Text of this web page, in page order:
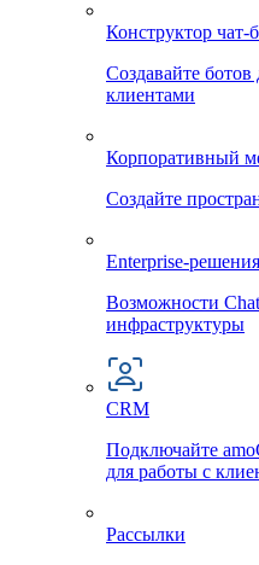
Конструктор чат-
Создавайте
клиентами
Корпоративный
Создайте
Enterprise-решения
Возможности
инфраструктуры
CRM
Подключайте
для работы с
Рассылки